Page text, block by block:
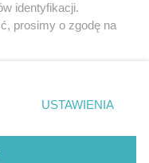
usług. Pozostając na niej,
informacji w polityce
identyfikacji.
prosimy o zgodę na
strony
. Niektóre
zgody
się takiemu
zastosowania tylko
USTAWIENIA